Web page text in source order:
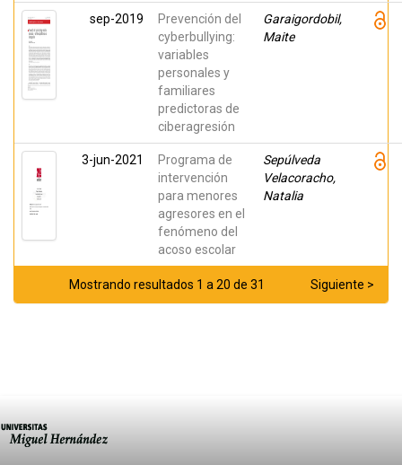
sep-2019
Prevención del
cyberbullying:
variables
personales y
familiares
predictoras de
ciberagresión
Garaigordobil,
Maite
3-jun-2021
Programa de
intervención
para menores
agresores en el
fenómeno del
acoso escolar
Sepúlveda
Velacoracho,
Natalia
Mostrando resultados 1 a 20 de 31 Siguiente >